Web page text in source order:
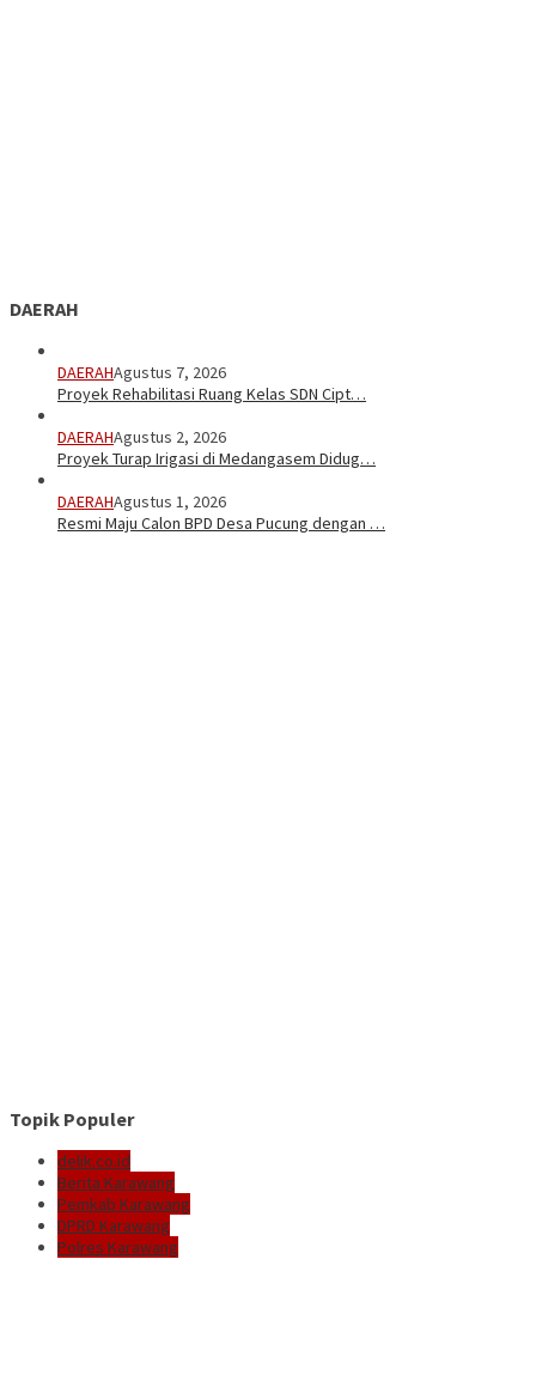
DAERAH
DAERAHAgustus 7, 2026
Proyek Rehabilitasi Ruang Kelas SDN Cipt…
DAERAHAgustus 2, 2026
Proyek Turap Irigasi di Medangasem Didug…
DAERAHAgustus 1, 2026
Resmi Maju Calon BPD Desa Pucung dengan …
Topik Populer
delik.co.id
Berita Karawang
Pemkab Karawang
DPRD Karawang
Polres Karawang